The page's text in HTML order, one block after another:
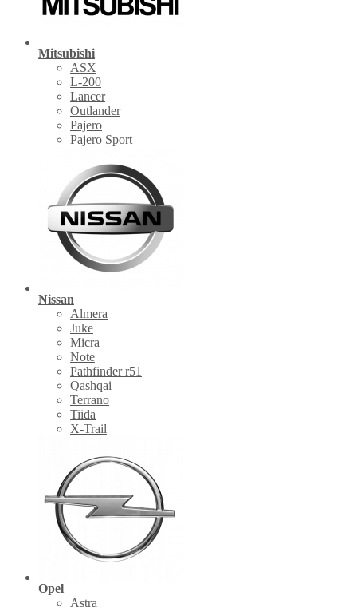
Mitsubishi
ASX
L-200
Lancer
Outlander
Pajero
Pajero Sport
Nissan
Almera
Juke
Micra
Note
Pathfinder r51
Qashqai
Terrano
Tiida
X-Trail
Opel
Astra